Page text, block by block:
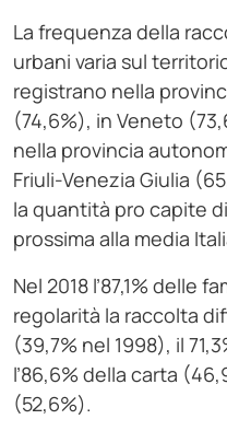
La frequenza della
urbani varia sul
registrano nella
(74,6%), in Veneto
nella provincia
Friuli-Venezia Giulia
la quantità pro capite
prossima alla media
Nel 2018 l’87,1% delle
regolarità la raccolta
(39,7% nel 1998), il
l’86,6% della carta
(52,6%).